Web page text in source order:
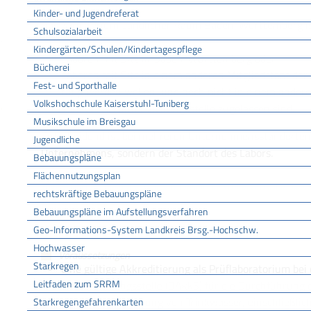
Kinder- und Jugendreferat
Schulsozialarbeit
Kindergärten/Schulen/Kindertagespflege
Bücherei
Fest- und Sporthalle
Volkshochschule Kaiserstuhl-Tuniberg
Musikschule im Breisgau
Jugendliche
Bebauungspläne
Flächennutzungsplan
rechtskräftige Bebauungspläne
Bebauungspläne im Aufstellungsverfahren
Geo-Informations-System Landkreis Brsg.-Hochschw.
Hochwasser
Starkregen
Leitfaden zum SRRM
Starkregengefahrenkarten
ZUSTÄNDIGE STELLE
Das Ministerium Ländlicher Raum Baden-Württemberg
Laboren mit Sitz in Baden-Württemberg oder
Laboren mit Sitz in einem anderen Mitgliedstaat
tätig werden wollen, und noch nicht in einem
Trinkwasseruntersuchungsstelle zugelassen sind.
Entscheidend ist bei mehreren
Unternehmens, sondern der Standort des Labors.
Ministerium für Ernährung, Ländlichen Raum und Verbraucherschutz
LEISTUNGSDETAILS
Voraussetzungen
eine gültige Akkreditierung als Prüflaboratorium bei
Akkreditierungsstelle (DAkkS) für die Durchführung
bei der Untersuchung von Trinkwasser, einschließlich